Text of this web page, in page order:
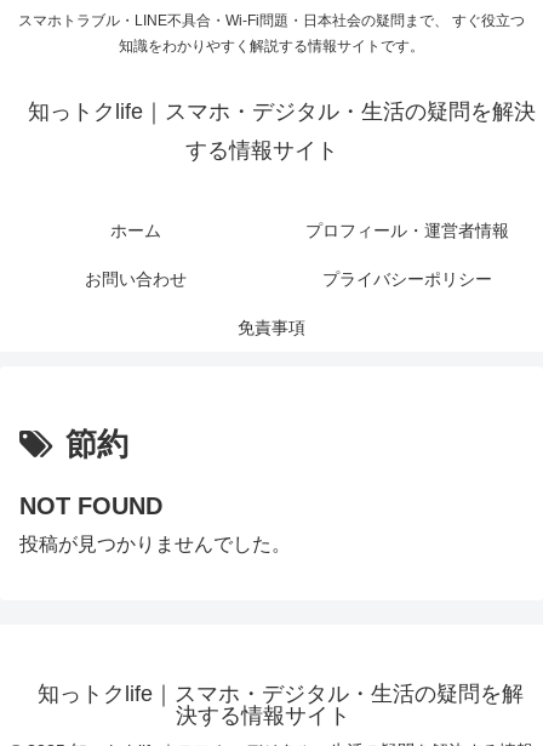
スマホトラブル・LINE不具合・Wi-Fi問題・日本社会の疑問まで、 すぐ役立つ
知識をわかりやすく解説する情報サイトです。
知っトクlife｜スマホ・デジタル・生活の疑問を解決
する情報サイト
ホーム プロフィール・運営者情報
お問い合わせ プライバシーポリシー
免責事項
節約
NOT FOUND
投稿が見つかりませんでした。
知っトクlife｜スマホ・デジタル・生活の疑問を解
決する情報サイト